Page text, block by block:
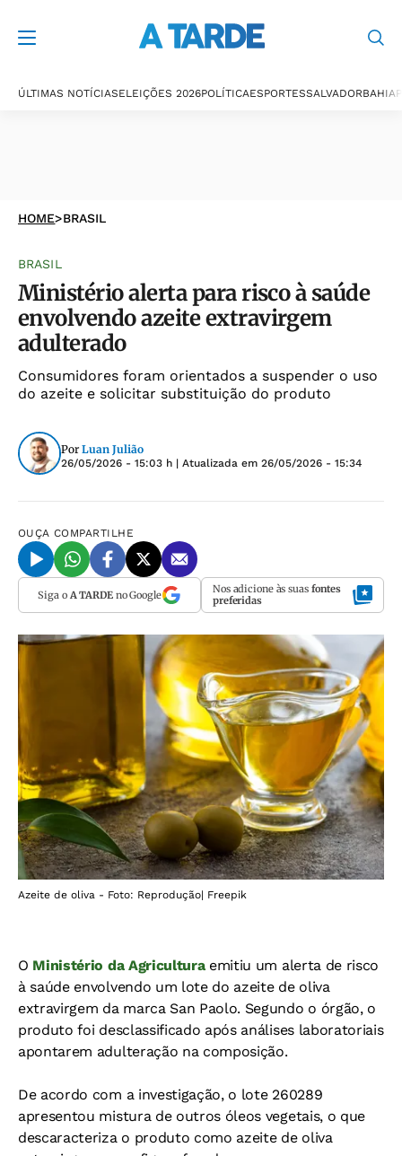
ÚLTIMAS NOTÍCIASELEIÇÕES 2026POLÍTICAESPORTESSALVADORBAHIA
HOME>BRASIL
BRASIL
Ministério alerta para risco à saúde
envolvendo azeite extravirgem
adulterado
Consumidores foram orientados a suspender o uso
do azeite e solicitar substituição do produto
Por Luan Julião
26/05/2026 - 15:03 h | Atualizada em 26/05/2026 - 15:34
OUÇA COMPARTILHE
Siga o A TARDEno Google Nos adicione às suas fontes
preferidas
Azeite de oliva - Foto: Reprodução| Freepik
O Ministério da Agriculturaemitiu um alerta de risco
à saúde envolvendo um lote do azeite de oliva
extravirgem da marca San Paolo. Segundo o órgão, o
produto foi desclassificado após análises laboratoriais
apontarem adulteração na composição.
De acordo com a investigação, o lote 260289
apresentou mistura de outros óleos vegetais, o que
descaracteriza o produto como azeite de oliva